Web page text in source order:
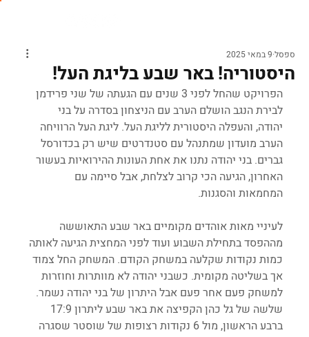
היסטוריה! באר שבע בליגת העל!
ספסל 9 במאי 2025
הפרויקט שהחל לפני 3 שנים עם הגעתה של שני פרידמן
לבירת הנגב הושלם הערב עם הניצחון בסדרה על בני
יהודה, והעפלה היסטורית לליגת העל. ליגת העל הרוויחה
הערב מועדון שמתנהל עם סטנדרטים שיש רק בכדורסל
גברים. בני יהודה נתנו את אחת העונות ההירואיות בעשור
האחרון, הגיעה הכי קרוב לצלחת, אבל סיימה עם
המחמאות והסגנות.
לעיניי מאות אוהדים מקומיים באר שבע התאוששה
מההפסד בתחילת השבוע ועוד לפני המחצית הגיעה לאותה
כמות נקודות שקלעה במשחק הקודם. המשחק החל צמוד
אך בשליטה מקומית. כשבני יהודה לא מוותרות וחוזרות
למשחק פעם אחר פעם אבל היתרון של בני יהודה נשמר.
ברבע הראשון, מול 6 נקודות רצופות של שוסטר שסגרה